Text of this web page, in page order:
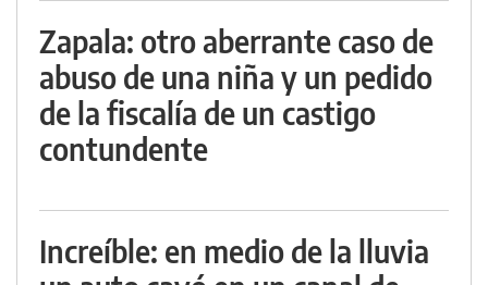
Zapala: otro aberrante caso de
abuso de una niña y un pedido
de la fiscalía de un castigo
contundente
Increíble: en medio de la lluvia